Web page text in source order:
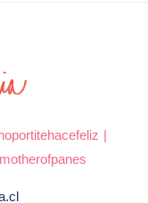
|